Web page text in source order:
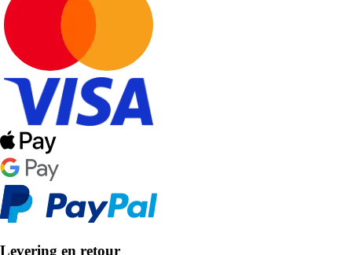
Levering en retour